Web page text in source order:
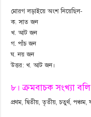
মোরগ লড়াইয়ে অংশ নিয়েছিল-
ক. সাত জন
খ. আট জন
গ. পাঁচ জন
ঘ. নয় জন
উত্তর: খ. আট জন।
৮। ক্রমবাচক সংখ্যা
প্রথম, দ্বিতীয়, তৃতীয়, চতুর্থ,